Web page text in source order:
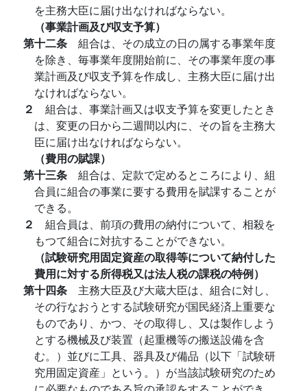
を主務大臣に届け出なければならない。
（事業計画及び収支予算）
第十二条 組合は、その成立の日の属する事業年度
を除き、毎事業年度開始前に、その事業年度の事
業計画及び収支予算を作成し、主務大臣に届け出
なければならない。
２ 組合は、事業計画又は収支予算を変更したとき
は、変更の日から二週間以内に、その旨を主務大
臣に届け出なければならない。
（費用の賦課）
第十三条 組合は、定款で定めるところにより、組
合員に組合の事業に要する費用を賦課することが
できる。
２ 組合員は、前項の費用の納付について、相殺を
もつて組合に対抗することができない。
（試験研究用固定資産の取得等について納付した
費用に対する所得税又は法人税の課税の特例）
第十四条 主務大臣及び大蔵大臣は、組合に対し、
その行なおうとする試験研究が国民経済上重要な
ものであり、かつ、その取得し、又は製作しよう
とする機械及び装置（起重機等の搬送設備を含
む。）並びに工具、器具及び備品（以下「試験研
究用固定資産」という。）が当該試験研究のため